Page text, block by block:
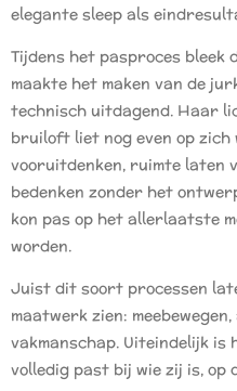
elegante sleep als
Tijdens het pasproces bleek
maakte het maken van de
technisch uitdagend. Haar
bruiloft liet nog even op
vooruitdenken, ruimte laten
bedenken zonder het
kon pas op het allerlaatste
worden.
Juist dit soort processen
maatwerk zien:
vakmanschap. Uiteindelijk is
volledig past bij wie zij is, op